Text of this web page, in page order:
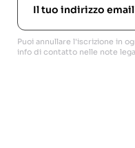
Puoi annullare l'iscrizione in
info di contatto nelle note